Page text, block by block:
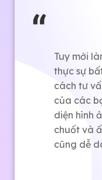
Tuy mới
thực sự
cách tư
của các
diện hình
chuốt và ấn
cũng dễ